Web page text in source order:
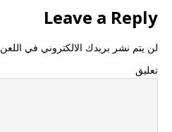
Leave a Reply
لن يتم نشر بريدك الالكتروني في اللعن
تعليق